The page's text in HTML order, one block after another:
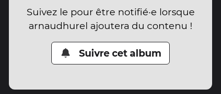
Suivez le pour être notifié·e lorsque
arnaudhurel ajoutera du contenu !
Suivre cet album